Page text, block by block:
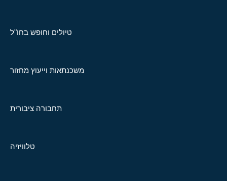
טיולים וחופש בחו"ל
משכנתאות וייעוץ מחזור
תחבורה ציבורית
טלוויזיה